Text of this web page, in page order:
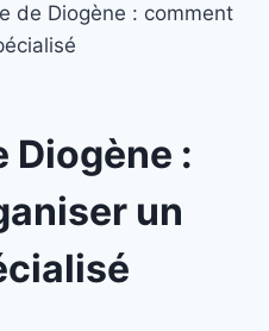
de Diogène : comment
Diogène :
un